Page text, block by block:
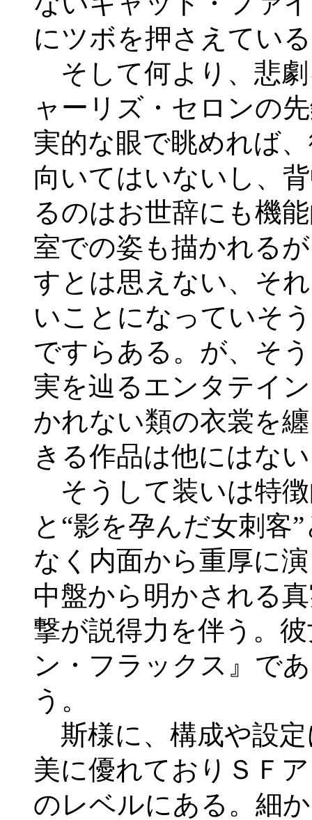
にツボを押さえてい
そして何より、悲
ャーリズ・セロンの
実的な眼で眺めれば
向いてはいないし、
るのはお世辞にも機
室での姿も描かれる
すとは思えない、そ
いことになっていそ
ですらある。が、そ
実を辿るエンタテイ
かれない類の衣裳を
きる作品は他にはな
そうして装いは特
と“影を孕んだ女刺客
なく内面から重厚に
中盤から明かされる
撃が説得力を伴う。
ン・フラックス』で
う。
斯様に、構成や設
美に優れておりＳＦ
のレベルにある。細